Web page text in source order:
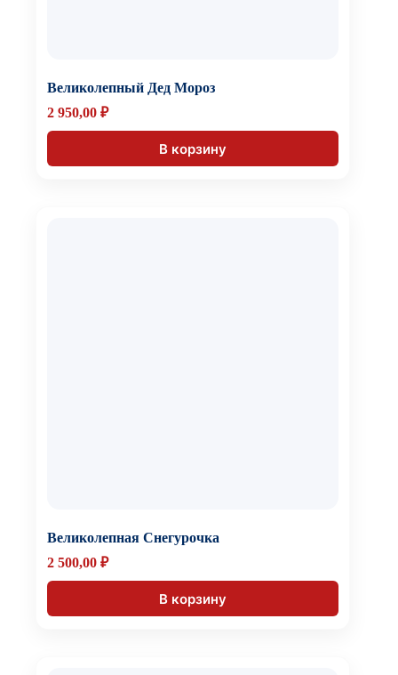
Великолепный Дед Мороз
2 950,00 ₽
В корзину
Великолепная Снегурочка
2 500,00 ₽
В корзину